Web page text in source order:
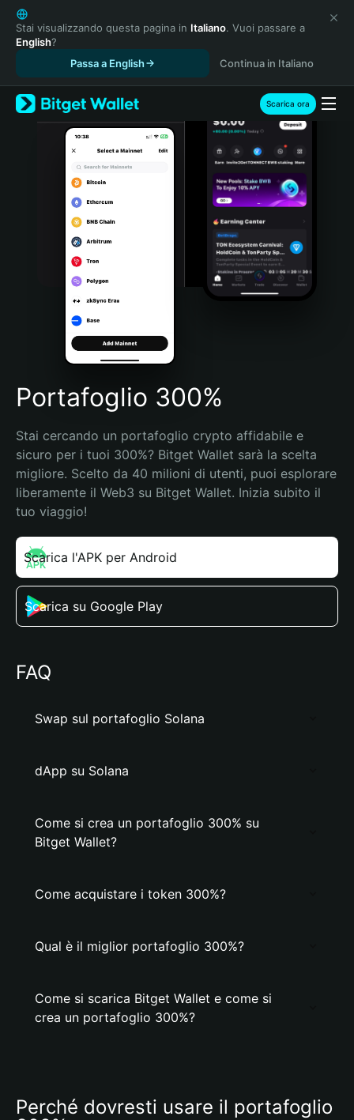
English
日本語
Tiếng Việt
Español (Latinoamérica)
Türkçe
Italiano
Português (Portugal)
Bahasa Indonesia
Português (Brasil)
Español (Argentina)
Stai visualizzando questa pagina in Italiano. Vuoi passare a
English?
Passa a English
Continua in Italiano
Scarica ora
Portafoglio 300%
Stai cercando un portafoglio crypto affidabile e
sicuro per i tuoi 300%? Bitget Wallet sarà la scelta
migliore. Scelto da 40 milioni di utenti, puoi esplorare
liberamente il Web3 su Bitget Wallet. Inizia subito il
tuo viaggio!
Scarica l'APK per Android
Scarica su Google Play
FAQ
Swap sul portafoglio Solana
dApp su Solana
Come si crea un portafoglio 300% su
Bitget Wallet?
Come acquistare i token 300%?
Qual è il miglior portafoglio 300%?
Come si scarica Bitget Wallet e come si
crea un portafoglio 300%?
Perché dovresti usare il portafoglio